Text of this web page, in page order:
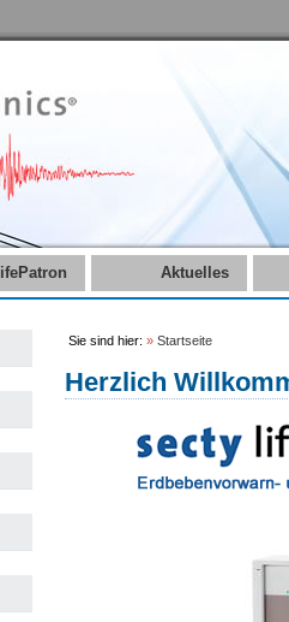
lifePatron Aktuelles
Sie sind hier: » Startseite
Herzlich